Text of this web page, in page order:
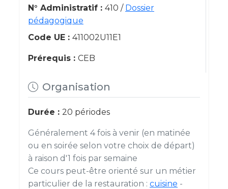
N° Administratif : 410 / Dossier
pédagogique
Code UE : 411002U11E1
Prérequis : CEB
Organisation
Durée : 20 périodes
Généralement 4 fois à venir (en matinée
ou en soirée selon votre choix de départ)
à raison d'1 fois par semaine
Ce cours peut-être orienté sur un métier
particulier de la restauration : cuisine -